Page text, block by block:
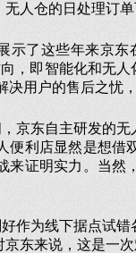
人仓的日处理订单
示了这些年来京
，即智能化和无
用户的售后之忧
京东自主研发的
便利店显然是想借
来证明实力。当
作为线下据点试错
东来说，这是一次